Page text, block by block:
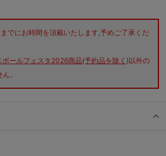
でにお時間を頂戴いたします,予めご了承くだ
ボールフェスタ2026商品(予約品を除く)以外の
。